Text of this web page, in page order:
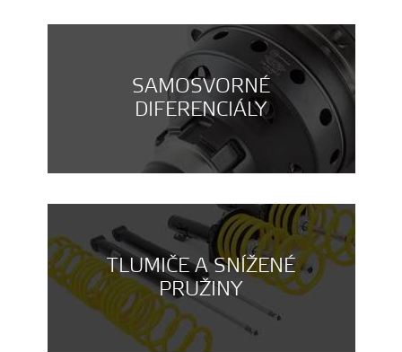
SAMOSVORNÉ
DIFERENCIÁLY
TLUMIČE A SNÍŽENÉ
PRUŽINY